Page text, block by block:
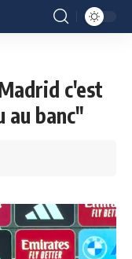
c'est
au banc"